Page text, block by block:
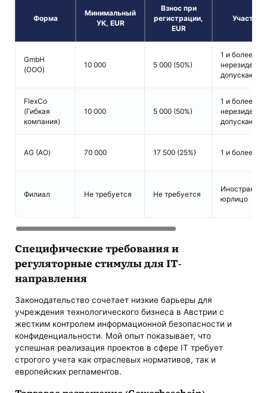
Форма
Минимальный
УК, EUR
Взнос при
регистрации,
EUR
GmbH
(ООО)
10 000 5 000 (50%)
1 и более,
нерезиденты
допускаются
FlexCo
(Гибкая
компания)
10 000 5 000 (50%)
1 и более,
нерезиденты
допускаются
AG (АО) 70 000 17 500 (25%) 1 и более
Филиал Не требуется Не требуется
Иностранное
юрлицо
Специфические требования и
регуляторные стимулы для IT-
направления
Законодательство сочетает низкие барьеры для
учреждения технологического бизнеса в Австрии с
жестким контролем информационной безопасности и
конфиденциальности. Мой опыт показывает, что
успешная реализация проектов в сфере IT требует
строгого учета как отраслевых нормативов, так и
европейских регламентов.